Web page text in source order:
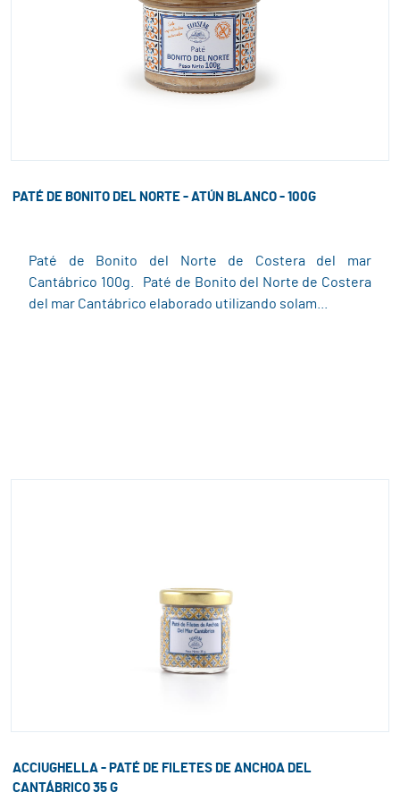
PATÉ DE BONITO DEL NORTE - ATÚN BLANCO - 100G
Paté de Bonito del Norte de Costera del mar
Cantábrico 100g. Paté de Bonito del Norte de Costera
del mar Cantábrico elaborado utilizando solam...
ACCIUGHELLA - PATÉ DE FILETES DE ANCHOA DEL
CANTÁBRICO 35 G